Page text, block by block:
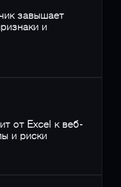
завышает
и
от Excel к веб-
и риски